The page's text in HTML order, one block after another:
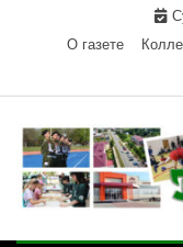
О газете